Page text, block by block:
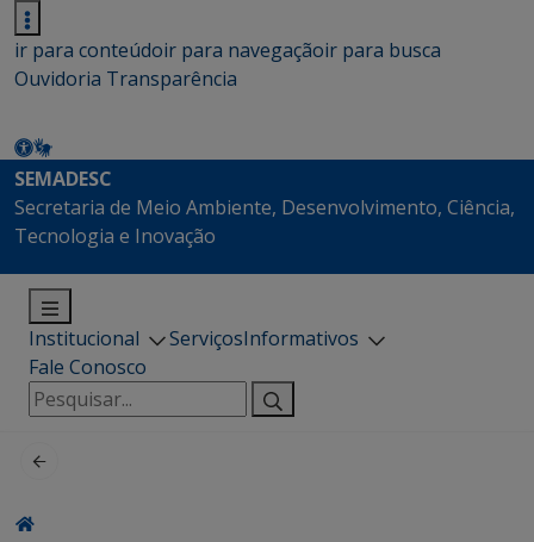
ir para conteúdoir para navegaçãoir para busca
Ouvidoria Transparência
SEMADESC
Secretaria de Meio Ambiente, Desenvolvimento, Ciência,
Tecnologia e Inovação
Institucional ServiçosInformativos
Fale Conosco
Pesquisar
por: